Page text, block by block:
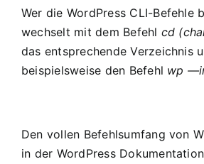
Wer die WordPress CLI-Befehle
wechselt mit dem Befehl cd
das entsprechende Verzeichnis
beispielsweise den Befehl wp
Den vollen Befehlsumfang von
in der WordPress Dokumentation